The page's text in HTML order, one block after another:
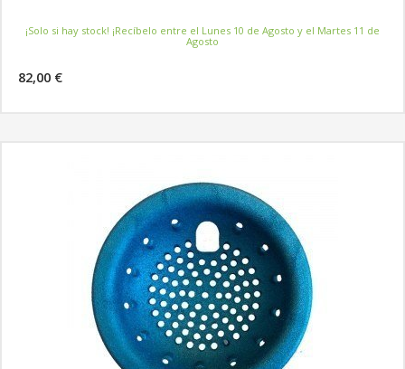
¡Solo si hay stock! ¡Recíbelo entre el Lunes 10 de Agosto y el Martes 11 de
Agosto
82,00 €